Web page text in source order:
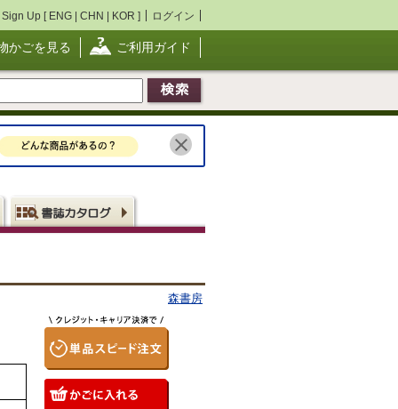
Sign Up [ ENG | CHN | KOR ] ログイン
かごを見る ご利用ガイド
森書房